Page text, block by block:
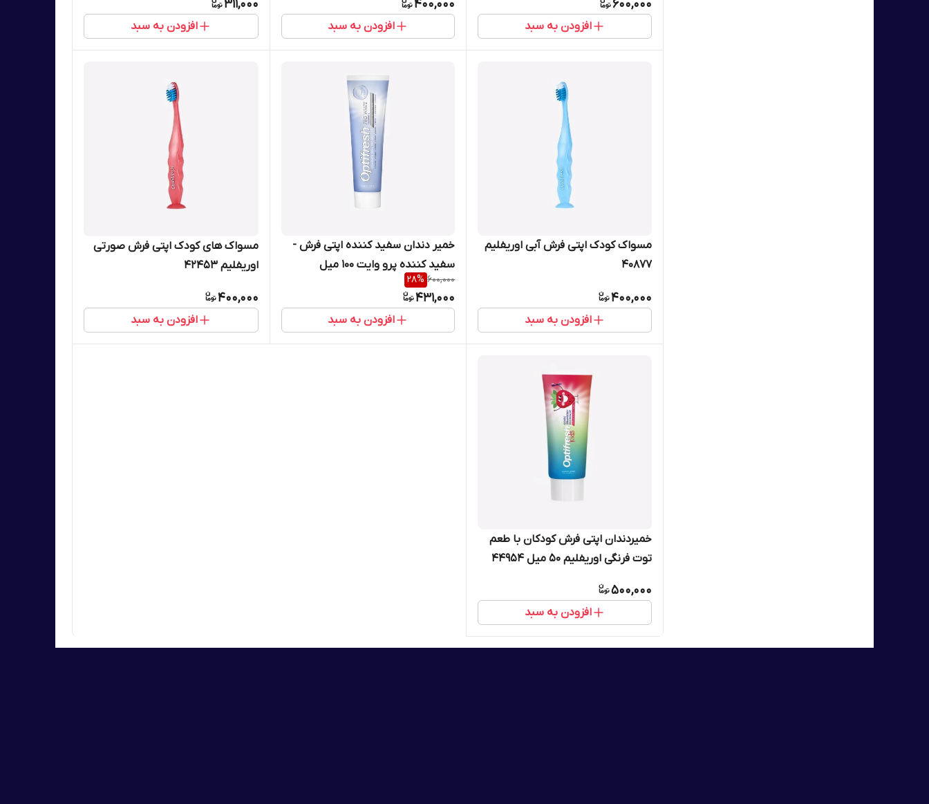
600,000
افزودن به سبد
400,000
افزودن به سبد
311,000
افزودن به سبد
مسواک کودک اپتی فرش آبی اوریفلیم
40877
400,000
افزودن به سبد
خمیر دندان سفید کننده اپتی فرش -
سفید کننده پرو وایت 100 میل
اوریفلیم شماره 38874
600,000
28%
431,000
افزودن به سبد
مسواک های کودک اپتی فرش صورتی
اوریفلیم 42453
400,000
افزودن به سبد
خمیردندان اپتی فرش کودکان با طعم
توت فرنگی اوریفلیم 50 میل 44954
500,000
افزودن به سبد